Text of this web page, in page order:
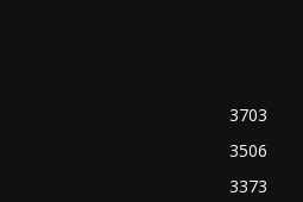
3703
3506
3373